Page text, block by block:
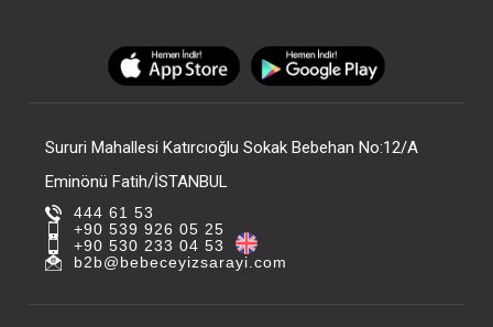
Sururi Mahallesi Katırcıoğlu Sokak Bebehan No:12/A
Eminönü Fatih/İSTANBUL
444 61 53
+90 539 926 05 25
+90 530 233 04 53
b2b@bebeceyizsarayi.com